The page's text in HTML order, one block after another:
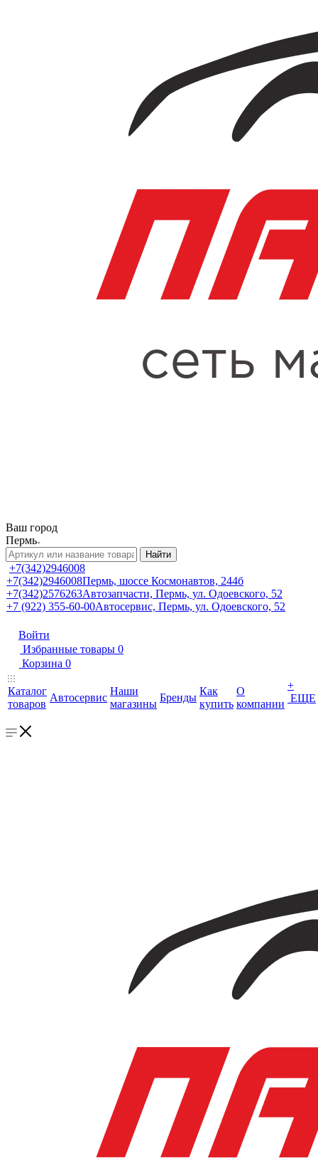
Ваш город
Пермь
Найти
+7(342)2946008
+7(342)2946008Пермь, шоссе Космонавтов, 244б
+7(342)2576263Автозапчасти, Пермь, ул. Одоевского, 52
+7 (922) 355-60-00Автосервис, Пермь, ул. Одоевского, 52
Войти
Избранные товары 0
Корзина 0
Каталог
товаров
Автосервис
Наши
магазины
Бренды
Как
купить
О
компании
+
ЕЩЕ